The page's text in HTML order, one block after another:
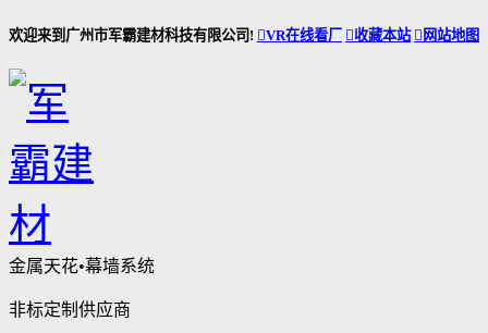
欢迎来到广州市军霸建材科技有限公司! VR在线看厂 收藏本站  网站地图
金属天花•幕墙系统
非标定制供应商